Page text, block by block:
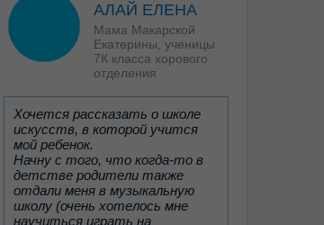
АЛАЙ ЕЛЕНА
Мама Макарской
Екатерины, ученицы
7К класса хорового
отделения
Хочется рассказать о школе
искусств, в которой учится
мой ребенок.
Начну с того, что когда-то в
детстве родители также
отдали меня в музыкальную
школу (очень хотелось мне
научиться играть на